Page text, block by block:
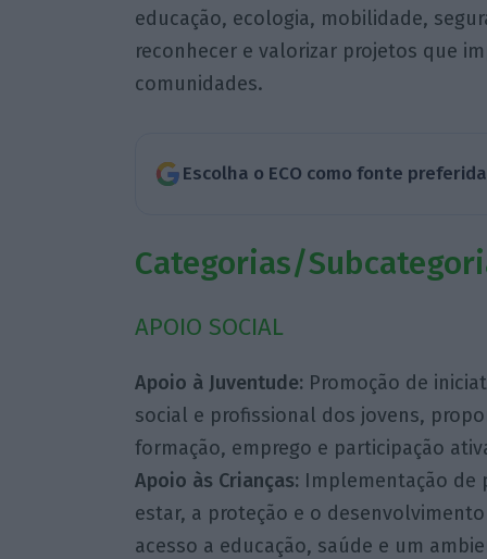
educação, ecologia, mobilidade,
reconhecer e valorizar projetos que
comunidades.
Escolha o ECO como fonte
Categorias/
APOIO SOCIAL
Apoio à Juventude: Promoção de
social e profissional dos jovens,
formação, emprego e participação
Apoio às Crianças: Implementação de
estar, a proteção e o
acesso a educação, saúde e um